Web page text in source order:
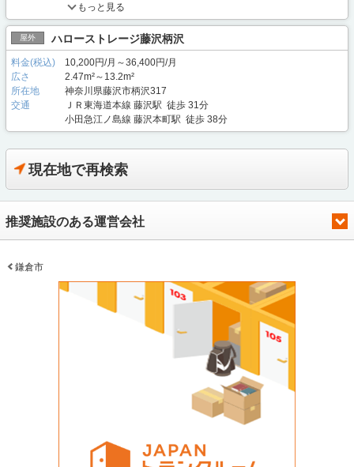
もっと見る
屋外 ハローストレージ藤沢柄沢
料金(税込)
10,200円/月～36,400円/月
広さ
2.47m²～13.2m²
所在地
神奈川県藤沢市柄沢317
交通
ＪＲ東海道本線 藤沢駅 徒歩 31分
小田急江ノ島線 藤沢本町駅 徒歩 38分
現在地で再検索
推奨施設のある運営会社
鎌倉市